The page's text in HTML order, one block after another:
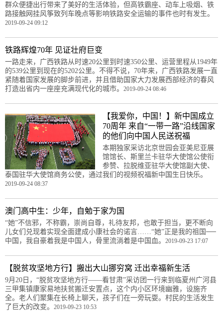
群众便捷出行带来了美好的生活体验，但高铁霸座、动车上吸烟、铁
路接触网挂风筝致列车晚点等影响铁路安全运输的事件也时有发生。
2019-09-24 09:12
铁路辉煌70年 见证壮府巨变
一路走来，广西铁路从时速20公里到时速350公里、运营里程从1949年
的539公里到现在的5202公里。不得不说，70年来，广西铁路发展一直
紧随着国家发展的脚步前进，并且借助国家大力发展西部经济的春风
打造出省内一座座充满现代化的城市。 2019-09-24 08:46
【我爱你，中国！】新中国成立
70周年 来自“一带一路”沿线国家
的他们向中国人民送祝福
本期独家采访北京世园会亚美尼亚展
馆馆长、斯里兰卡驻华大使馆公使衔
参赞、拉脱维亚驻华大使馆副大使、
泰国驻华大使馆商务公使，通过我们的视频祝福新中国生日快乐。
2019-09-24 08:37
澳门高中生：少年，自勉于家为国
“她”不信邪，不称霸，崇尚自尊，礼待友邦，也敢于担当，更不断向
儿女们兑现着实现全面建成小康社会的诺言……“她”正是我的祖国──
中国，我自豪着我是中国人，骨里流淌着是中国血。 2019-09-23 17:07
【脱贫攻坚地方行】搬出大山挪穷窝 迁出幸福新生活
9月20日，“脱贫攻坚地方行——看甘肃”采访团一行来到临夏州广河县
三甲集镇康家易地扶贫搬迁安置点，这个内小区环境幽雅，设施齐
全。老人们聚集在长椅上聊天，孩子们在一旁玩耍。村民的生活发生
了巨大的改变。 2019-09-23 10:53